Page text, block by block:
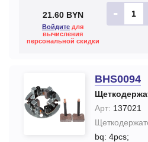
21.60 BYN
Войдите для
вычисления
персональной скидки
-
BHS0094
Арт: 137021
bq: 4pcs;